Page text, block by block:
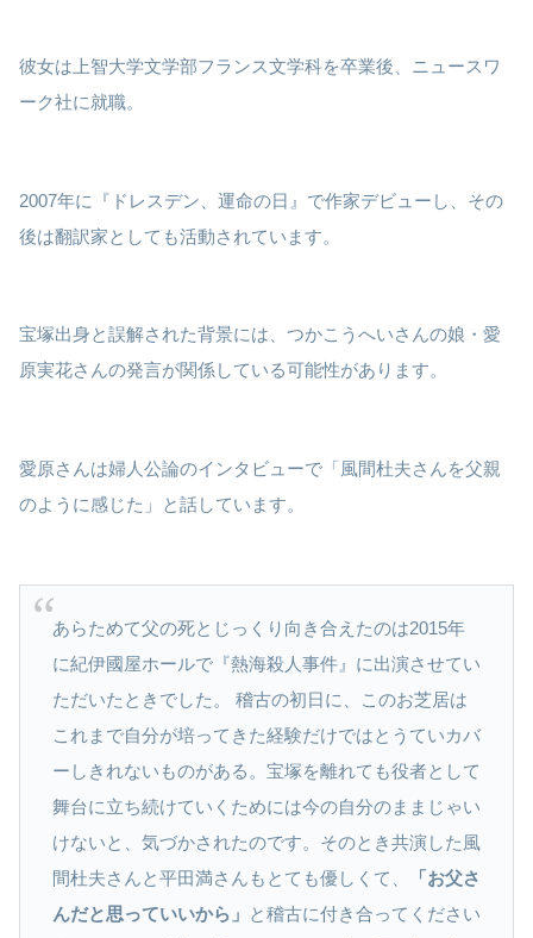
彼女は上智大学文学部フランス文学科を卒業後、ニュースワ
ーク社に就職。
2007年に『ドレスデン、運命の日』で作家デビューし、その
後は翻訳家としても活動されています。
宝塚出身と誤解された背景には、つかこうへいさんの娘・愛
原実花さんの発言が関係している可能性があります。
愛原さんは婦人公論のインタビューで「風間杜夫さんを父親
のように感じた」と話しています。
あらためて父の死とじっくり向き合えたのは2015年
に紀伊國屋ホールで『熱海殺人事件』に出演させてい
ただいたときでした。 稽古の初日に、このお芝居は
これまで自分が培ってきた経験だけではとうていカバ
ーしきれないものがある。宝塚を離れても役者として
舞台に立ち続けていくためには今の自分のままじゃい
けないと、気づかされたのです。そのとき共演した風
間杜夫さんと平田満さんもとても優しくて、
「お父さ
んだと思っていいから」 と稽古に付き合ってください